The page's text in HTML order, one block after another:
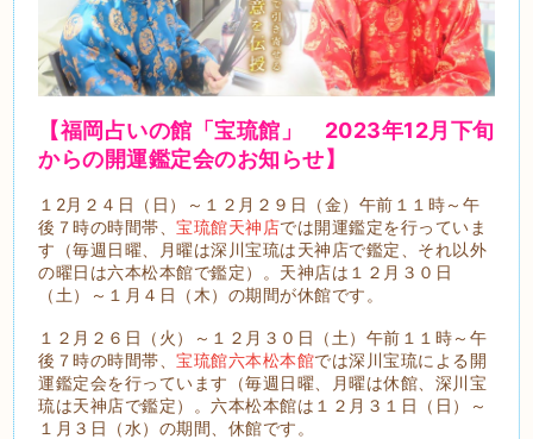
【福岡占いの館「宝琉館」 2023年12月下旬
からの開運鑑定会のお知らせ】
１2月２４日（日）～１２月２９日（金）午前１１時～午
後７時の時間帯、宝琉館天神店では開運鑑定を行っていま
す（毎週日曜、月曜は深川宝琉は天神店で鑑定、それ以外
の曜日は六本松本館で鑑定）。天神店は１２月３０日
（土）～１月４日（木）の期間が休館です。
１２月２６日（火）～１２月３０日（土）午前１１時～午
後７時の時間帯、宝琉館六本松本館では深川宝琉による開
運鑑定会を行っています（毎週日曜、月曜は休館、深川宝
琉は天神店で鑑定）。六本松本館は１２月３１日（日）～
１月３日（水）の期間、休館です。